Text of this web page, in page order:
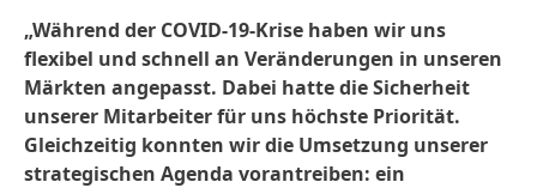
„Während der COVID-19-Krise haben wir uns
flexibel und schnell an Veränderungen in unseren
Märkten angepasst. Dabei hatte die Sicherheit
unserer Mitarbeiter für uns höchste Priorität.
Gleichzeitig konnten wir die Umsetzung unserer
strategischen Agenda vorantreiben: ein